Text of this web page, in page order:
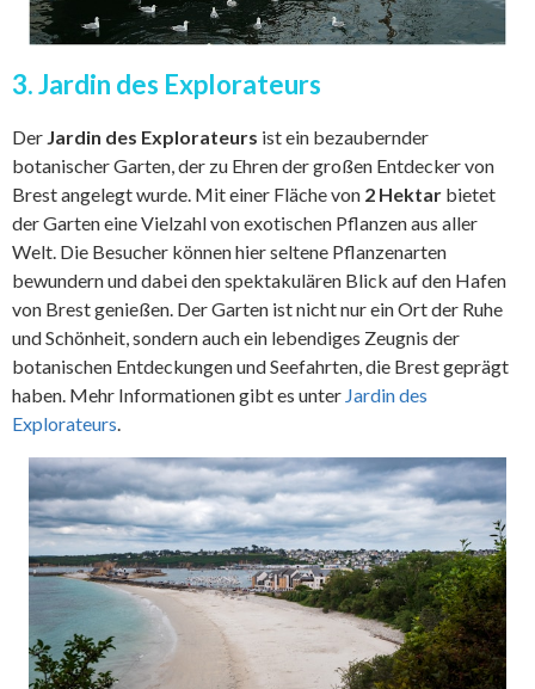
3. Jardin des Explorateurs
Der Jardin des Explorateurs ist ein bezaubernder
botanischer Garten, der zu Ehren der großen Entdecker von
Brest angelegt wurde. Mit einer Fläche von 2 Hektar bietet
der Garten eine Vielzahl von exotischen Pflanzen aus aller
Welt. Die Besucher können hier seltene Pflanzenarten
bewundern und dabei den spektakulären Blick auf den Hafen
von Brest genießen. Der Garten ist nicht nur ein Ort der Ruhe
und Schönheit, sondern auch ein lebendiges Zeugnis der
botanischen Entdeckungen und Seefahrten, die Brest geprägt
haben. Mehr Informationen gibt es unter Jardin des
Explorateurs